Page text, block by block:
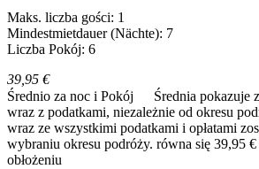
Maks. liczba gości: 1
Mindestmietdauer (Nächte): 7
Liczba Pokój: 6
39,95 €
Średnio za noc i Pokój
Średnia pokazuje
wraz z podatkami, niezależnie od okresu
wraz ze wszystkimi podatkami i opłatami
wybraniu okresu podróży. równa się 39,95 €
obłożeniu